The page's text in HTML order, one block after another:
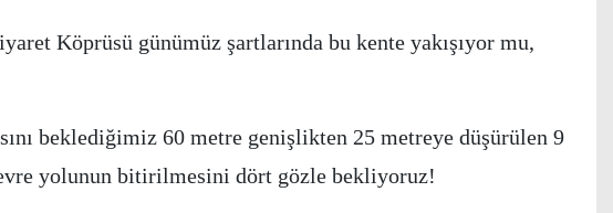
Köprüsü günümüz şartlarında bu kente yakışıyor mu,
beklediğimiz 60 metre genişlikten 25 metreye düşürülen 9
yolunun bitirilmesini dört gözle bekliyoruz!